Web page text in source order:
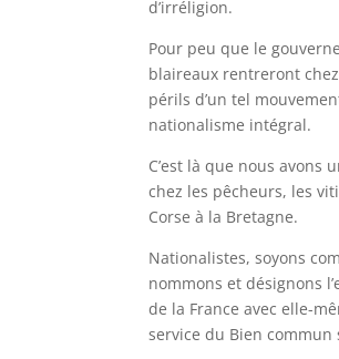
d’irréligion.
Pour peu que le
blaireaux rentreront
périls d’un tel
nationalisme intégral.
C’est là que nous avons
chez les pêcheurs, les
Corse à la Bretagne.
Nationalistes, soyons
nommons et désignons
de la France avec elle-
service du Bien commun